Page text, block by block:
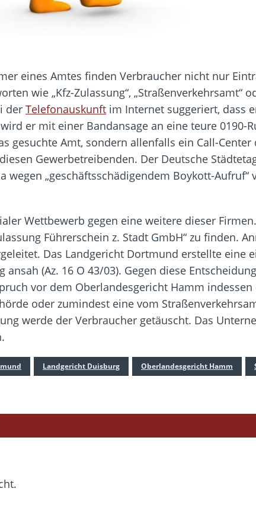
eines Amtes finden Verbraucher nicht nur
wie „Kfz-Zulassung“, „Straßenverkehrsamt“
der Telefonauskunft im Internet suggeriert, dass
er mit einer Bandansage an eine teure 0190-
gesuchte Amt, sondern allenfalls ein Call-
Gewerbetreibenden. Der Deutsche
wegen „geschäftsschädigendem Boykott-Aufruf“
Wettbewerb gegen eine weitere dieser
Führerschein z. Stadt GmbH“ zu finden.
Das Landgericht Dortmund erstellte eine
(Az. 16 O 43/03). Gegen diese
vor dem Oberlandesgericht Hamm
oder zumindest eine vom
werde der Verbraucher getäuscht. Das
Landgericht Duisburg Oberlandesgericht Hamm